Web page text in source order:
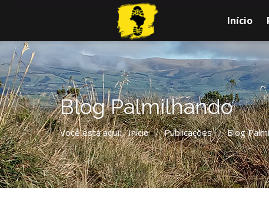
Início
Blog Palmilhando
Você está aqui: Início / Publicações / Blog